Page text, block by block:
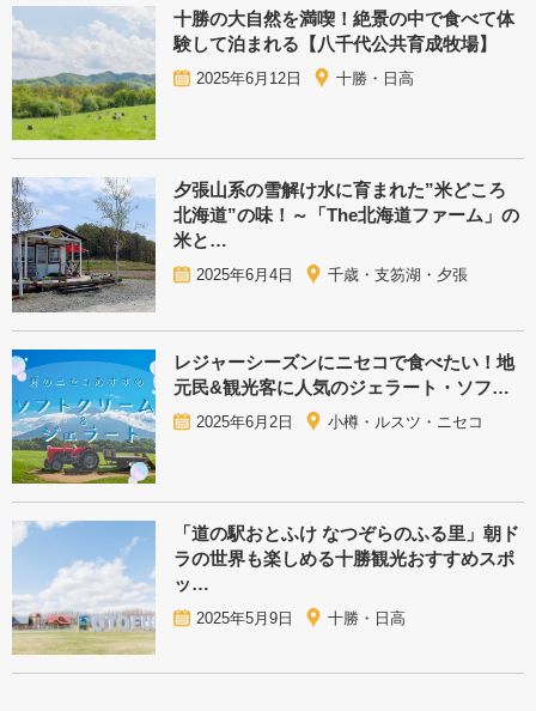
十勝の大自然を満喫！絶景の中で食べて体
験して泊まれる【八千代公共育成牧場】
2025年6月12日 十勝・日高
夕張山系の雪解け水に育まれた”米どころ
北海道”の味！～「The北海道ファーム」の
米と…
2025年6月4日 千歳・支笏湖・夕張
レジャーシーズンにニセコで食べたい！地
元民&観光客に人気のジェラート・ソフ…
2025年6月2日 小樽・ルスツ・ニセコ
「道の駅おとふけ なつぞらのふる里」朝ド
ラの世界も楽しめる十勝観光おすすめスポ
ッ…
2025年5月9日 十勝・日高